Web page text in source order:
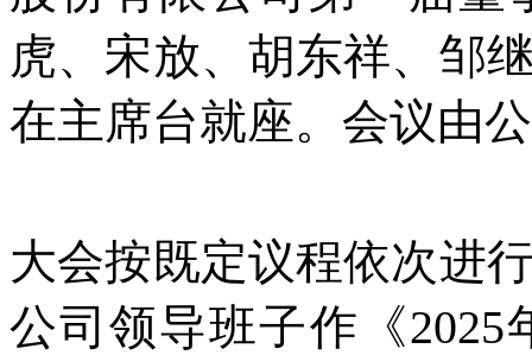
虎、宋放、胡东祥、邹
在主席台就座。会议由
大会按既定议程依次进
公司领导班子作《